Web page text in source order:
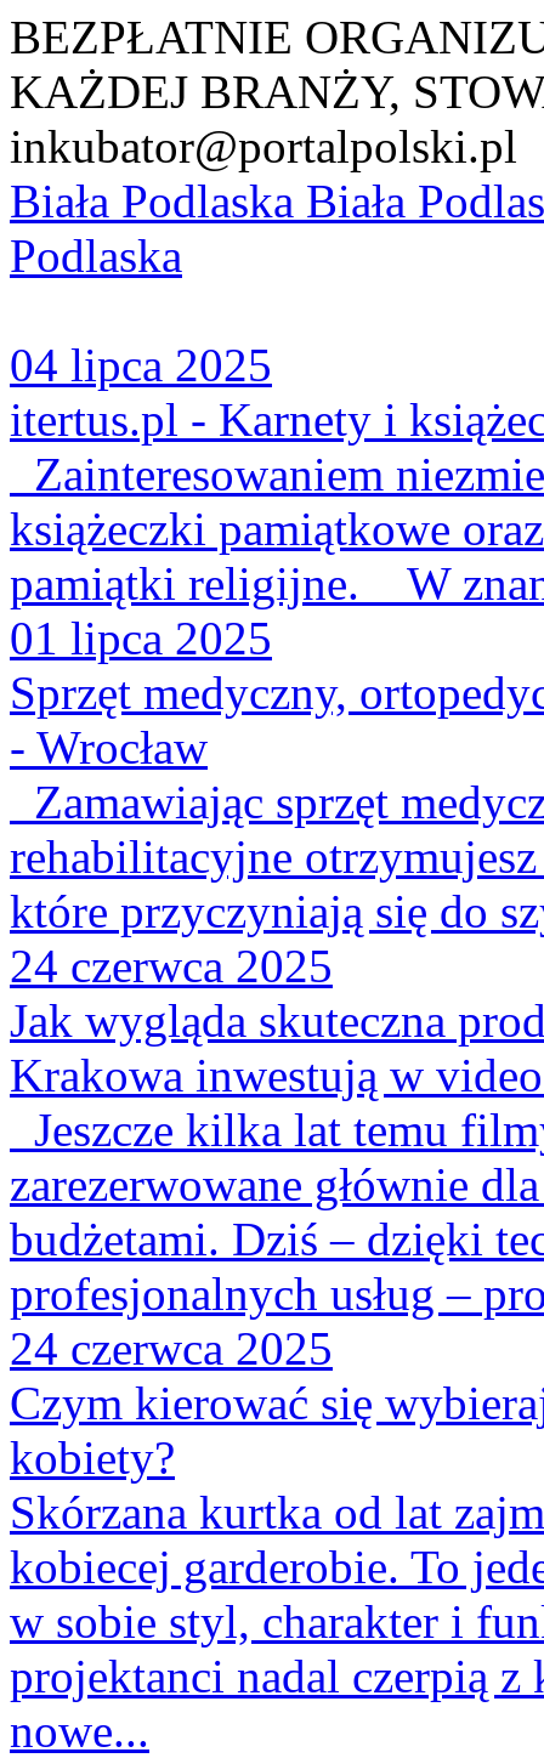
BEZPŁATNIE
KAŻDEJ BRANŻY,
inkubator@portalpolski.pl
Biała Podlaska Biała
Podlaska
04 lipca 2025
itertus.pl - Karnety i
Zainteresowaniem
książeczki pamiątkowe
pamiątki religijne. W
01 lipca 2025
Sprzęt medyczny,
- Wrocław
Zamawiając sprzęt
rehabilitacyjne
które przyczyniają się do
24 czerwca 2025
Jak wygląda skuteczna
Krakowa inwestują w
Jeszcze kilka lat temu
zarezerwowane głównie
budżetami. Dziś – dzięki
profesjonalnych usług –
24 czerwca 2025
Czym kierować się
kobiety?
Skórzana kurtka od lat
kobiecej garderobie. To
w sobie styl, charakter i
projektanci nadal czerpią
nowe...